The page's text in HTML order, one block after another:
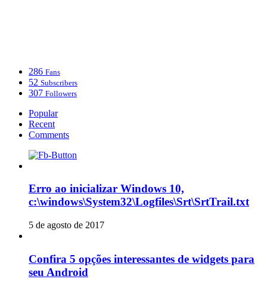
286 Fans
52 Subscribers
307 Followers
Popular
Recent
Comments
Erro ao inicializar Windows 10,
c:\windows\System32\Logfiles\Srt\SrtTrail.txt
5 de agosto de 2017
Confira 5 opções interessantes de widgets para
seu Android